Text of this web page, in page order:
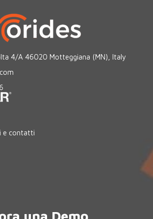
4/A 46020 Motteggiana (MN), Italy
e contatti